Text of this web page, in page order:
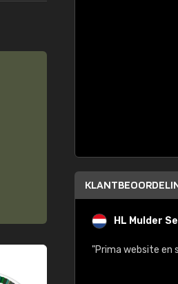
HL Mulder
"Prima website en